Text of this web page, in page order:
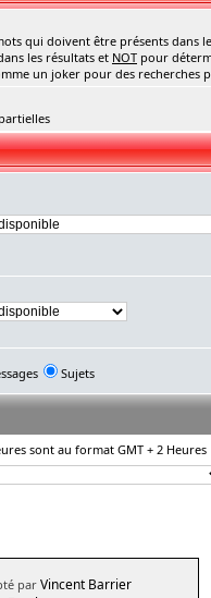
qui doivent être présents dans
les résultats et NOT pour
un joker pour des recherches
Sujets
sont au format GMT + 2 Heures
par Vincent Barrier